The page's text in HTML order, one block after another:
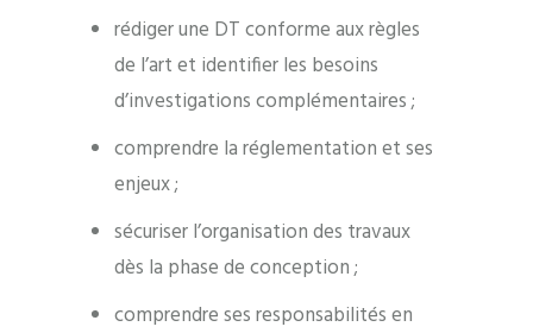
rédiger une DT conforme aux règles
de l’art et identifier les besoins
d’investigations complémentaires ;
comprendre la réglementation et ses
enjeux ;
sécuriser l’organisation des travaux
dès la phase de conception ;
comprendre ses responsabilités en